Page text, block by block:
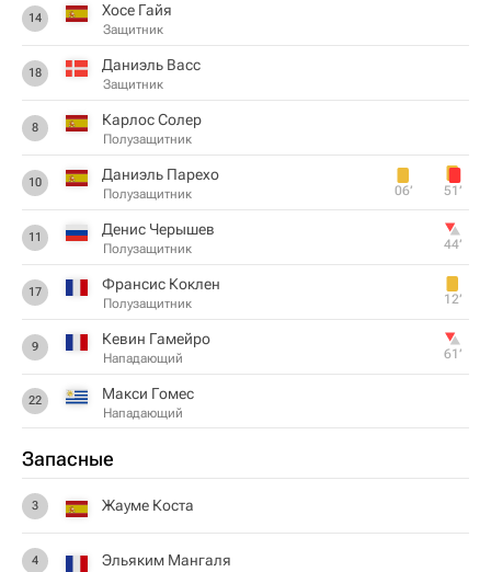
14 Хосе Гайя
Защитник
18 Даниэль Васс
Защитник
8 Карлос Солер
Полузащитник
10 Даниэль Парехо
Полузащитник 06‎’‎ 51‎’‎
11 Денис Черышев
Полузащитник 44‎’‎
17 Франсис Коклен
Полузащитник 12‎’‎
9 Кевин Гамейро
Нападающий 61‎’‎
22 Макси Гомес
Нападающий
Запасные
3 Жауме Коста
4 Эльяким Мангаля